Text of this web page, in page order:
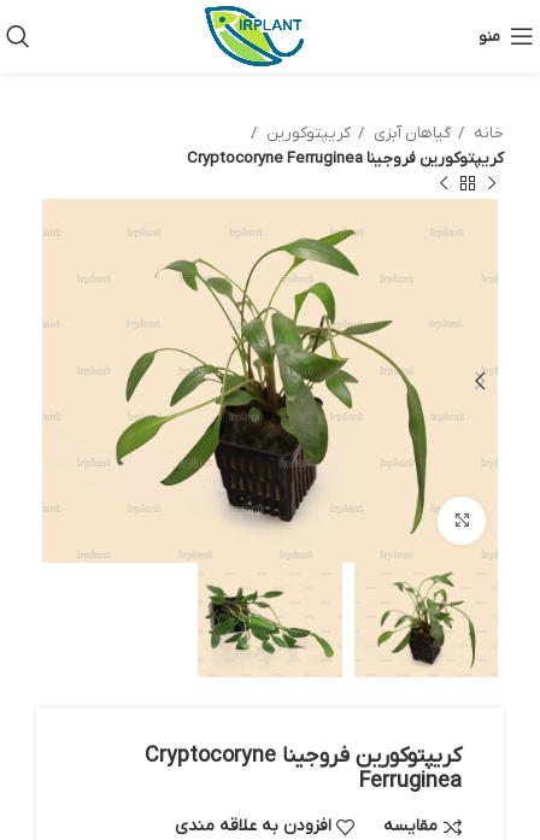
منو
خانه گیاهان آبزی
کریپتوکورین
کریپتوکورین فروجینا Cryptocoryne Ferruginea
بزرگنمایی تصویر
کریپتوکورین فروجینا Cryptocoryne
Ferruginea
مقایسه افزودن به علاقه مندی